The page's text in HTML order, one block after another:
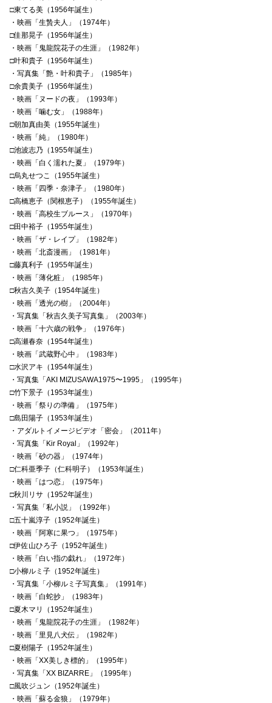
□東てる美（1956年誕生）
・映画「生贄夫人」（1974年）
□佳那晃子（1956年誕生）
・映画「鬼龍院花子の生涯」（1982年）
□叶和貴子（1956年誕生）
・写真集「艶・叶和貴子」（1985年）
□余貴美子（1956年誕生）
・映画「ヌードの夜」（1993年）
・映画「噛む女」（1988年）
□朝加真由美（1955年誕生）
・映画「純」（1980年）
□池波志乃（1955年誕生）
・映画「白く濡れた夏」（1979年）
□烏丸せつこ（1955年誕生）
・映画「四季・奈津子」（1980年）
□高橋恵子（関根恵子）（1955年誕生）
・映画「高校生ブルース」（1970年）
□田中裕子（1955年誕生）
・映画「ザ・レイプ」（1982年）
・映画「北斎漫画」（1981年）
□藤真利子（1955年誕生）
・映画「薄化粧」（1985年）
□秋吉久美子（1954年誕生）
・映画「透光の樹」（2004年）
・写真集「秋吉久美子写真集」（2003年）
・映画「十六歳の戦争」（1976年）
□高瀬春奈（1954年誕生）
・映画「武蔵野心中」（1983年）
□水沢アキ（1954年誕生）
・写真集「AKI MIZUSAWA1975〜1995」（1995年）
□竹下景子（1953年誕生）
・映画「祭りの準備」（1975年）
□島田陽子（1953年誕生）
・アダルトイメージビデオ「密会」（2011年）
・写真集「Kir Royal」（1992年）
・映画「砂の器」（1974年）
□仁科亜季子（仁科明子）（1953年誕生）
・映画「はつ恋」（1975年）
□秋川リサ（1952年誕生）
・写真集「私小説」（1992年）
□五十嵐淳子（1952年誕生）
・映画「阿寒に果つ」（1975年）
□伊佐山ひろ子（1952年誕生）
・映画「白い指の戯れ」（1972年）
□小柳ルミ子（1952年誕生）
・写真集「小柳ルミ子写真集」（1991年）
・映画「白蛇抄」（1983年）
□夏木マリ（1952年誕生）
・映画「鬼龍院花子の生涯」（1982年）
・映画「里見八犬伝」（1982年）
□夏樹陽子（1952年誕生）
・映画「XX美しき標的」（1995年）
・写真集「XX BIZARRE」（1995年）
□風吹ジュン（1952年誕生）
・映画「蘇る金狼」（1979年）